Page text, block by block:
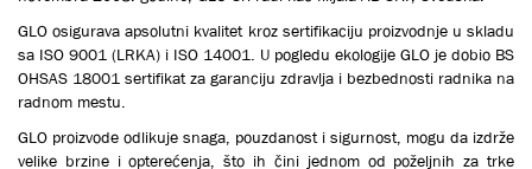
GLO osigurava apsolutni kvalitet kroz sertifikaciju proizvodnje u skladu
sa ISO 9001 (LRКA) i ISO 14001. U pogledu ekologije GLO je dobio BS
OHSAS 18001 sertifikat za garanciju zdravlja i bezbednosti radnika na
radnom mestu.
GLO proizvode odlikuje snaga, pouzdanost i sigurnost, mogu da izdrže
velike brzine i opterećenja, što ih čini jednom od poželjnih za trke